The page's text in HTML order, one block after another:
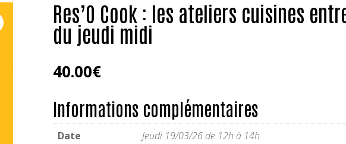
Res’O Cook : les ateliers cuisines
du jeudi midi
40.00€
Informations complémentaires
Date Jeudi 19/03/26 de 12h à 14h